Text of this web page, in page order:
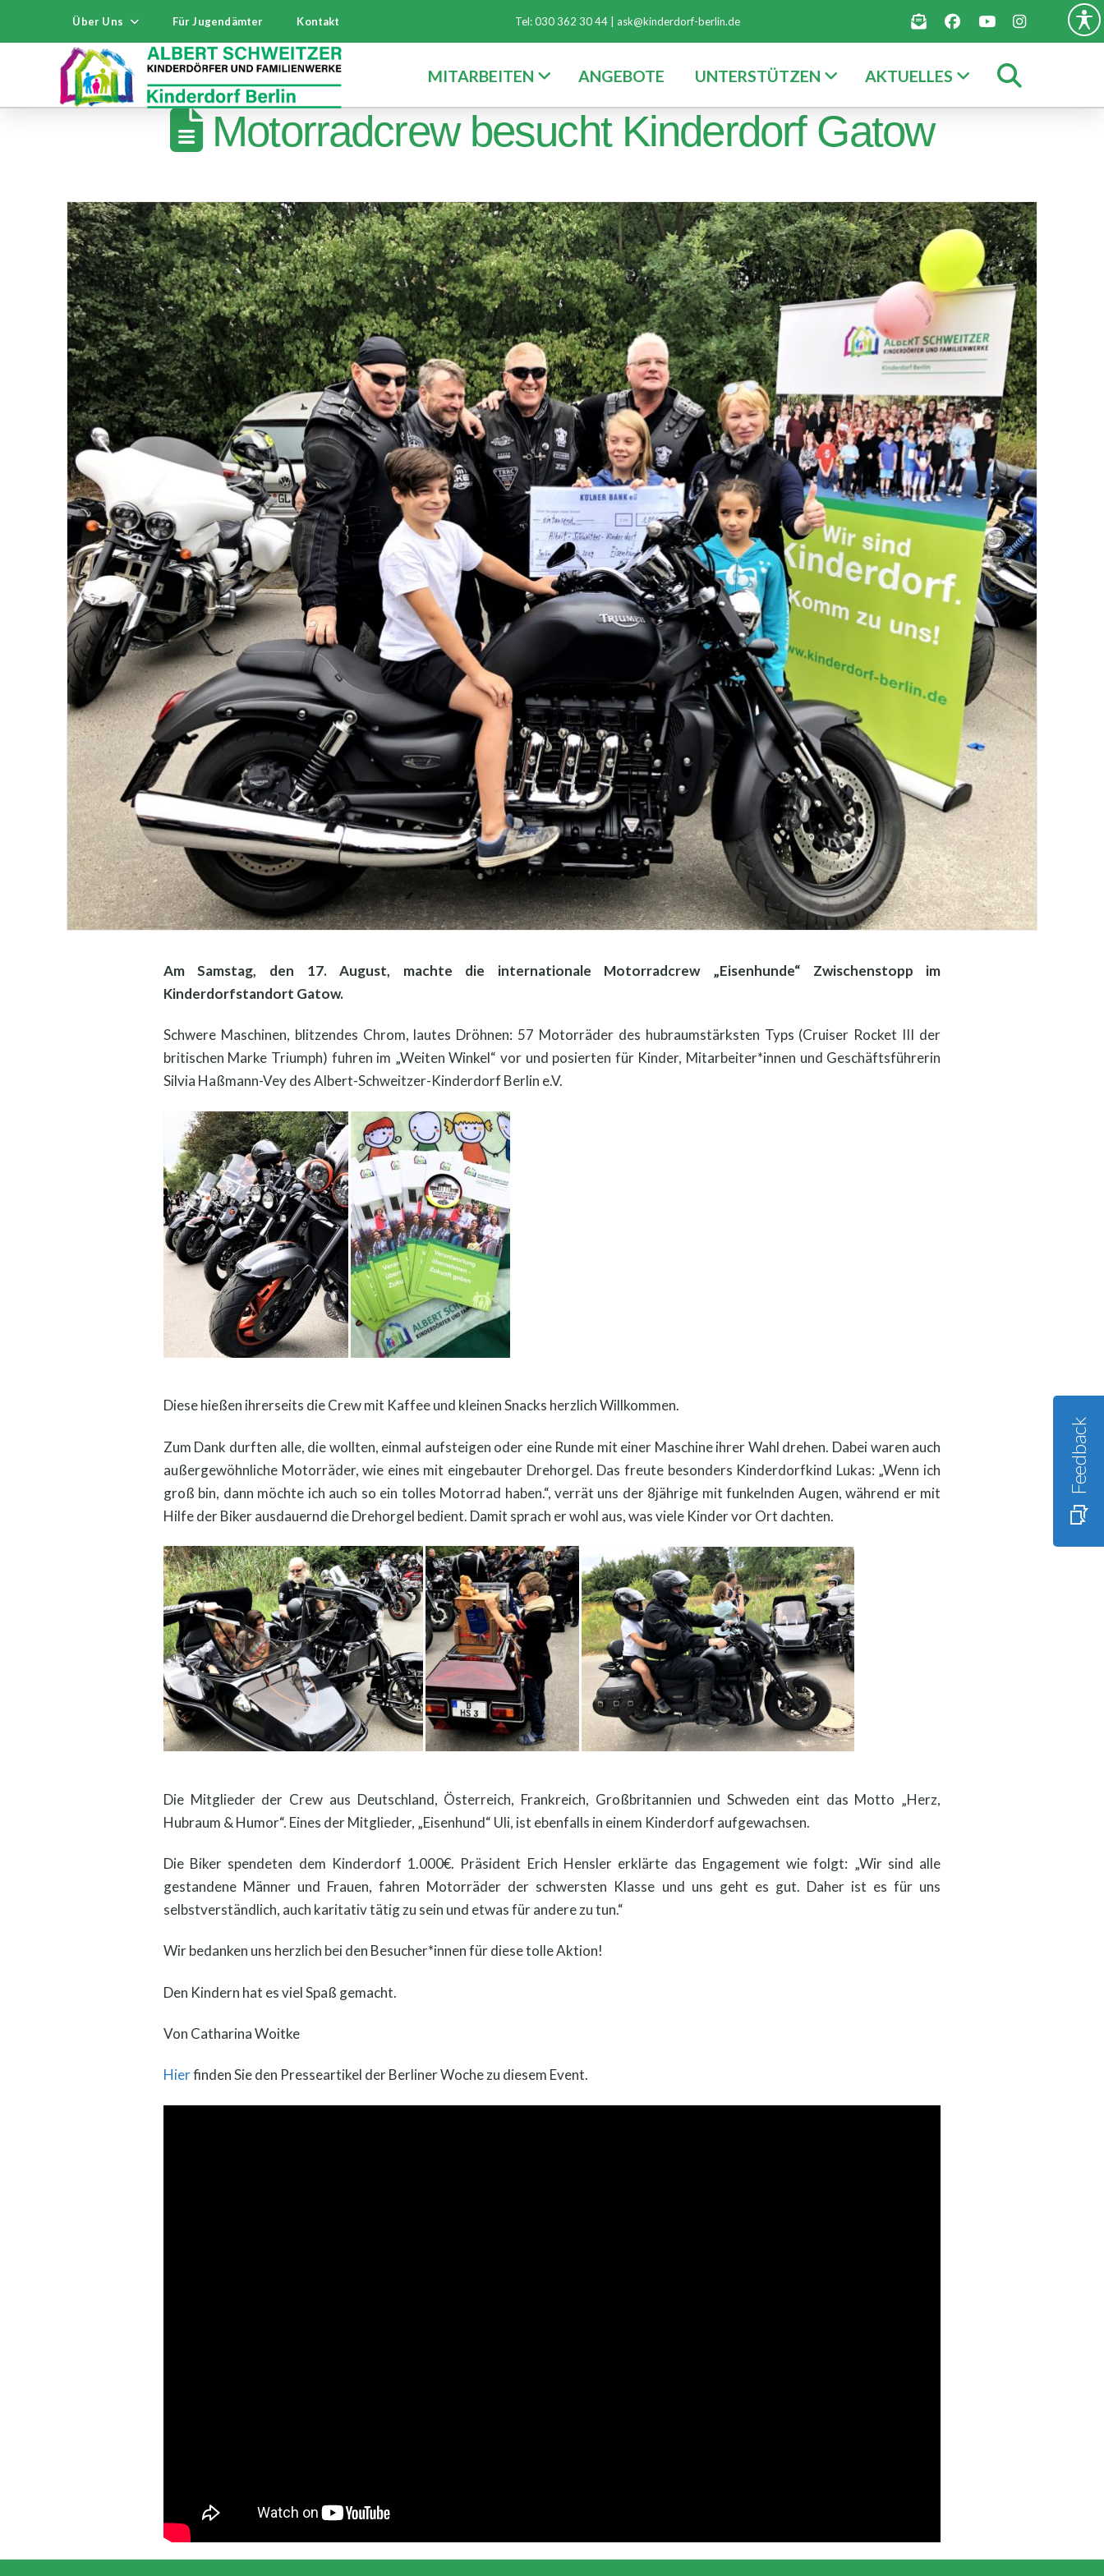
Über Uns Für Jugendämter Kontakt Tel: 030 362 30 44 | ask@kinderdorf-berlin.de
MITARBEITEN ANGEBOTE UNTERSTÜTZEN AKTUELLES
Motorradcrew besucht Kinderdorf Gatow
Am Samstag, den 17. August, machte die internationale Motorradcrew „Eisenhunde“ Zwischenstopp im
Kinderdorfstandort Gatow.
Schwere Maschinen, blitzendes Chrom, lautes Dröhnen: 57 Motorräder des hubraumstärksten Typs (Cruiser Rocket III der
britischen Marke Triumph) fuhren im „Weiten Winkel“ vor und posierten für Kinder, Mitarbeiter*innen und Geschäftsführerin
Silvia Haßmann-Vey des Albert-Schweitzer-Kinderdorf Berlin e.V.
Diese hießen ihrerseits die Crew mit Kaffee und kleinen Snacks herzlich Willkommen.
Zum Dank durften alle, die wollten, einmal aufsteigen oder eine Runde mit einer Maschine ihrer Wahl drehen. Dabei waren auch
außergewöhnliche Motorräder, wie eines mit eingebauter Drehorgel. Das freute besonders Kinderdorfkind Lukas: „Wenn ich
groß bin, dann möchte ich auch so ein tolles Motorrad haben.“, verrät uns der 8jährige mit funkelnden Augen, während er mit
Hilfe der Biker ausdauernd die Drehorgel bedient. Damit sprach er wohl aus, was viele Kinder vor Ort dachten.
Die Mitglieder der Crew aus Deutschland, Österreich, Frankreich, Großbritannien und Schweden eint das Motto „Herz,
Hubraum & Humor“. Eines der Mitglieder, „Eisenhund“ Uli, ist ebenfalls in einem Kinderdorf aufgewachsen.
Die Biker spendeten dem Kinderdorf 1.000€. Präsident Erich Hensler erklärte das Engagement wie folgt: „Wir sind alle
gestandene Männer und Frauen, fahren Motorräder der schwersten Klasse und uns geht es gut. Daher ist es für uns
selbstverständlich, auch karitativ tätig zu sein und etwas für andere zu tun.“
Wir bedanken uns herzlich bei den Besucher*innen für diese tolle Aktion!
Den Kindern hat es viel Spaß gemacht.
Von Catharina Woitke
Hierfinden Sie den Presseartikel der Berliner Woche zu diesem Event.
Feedback